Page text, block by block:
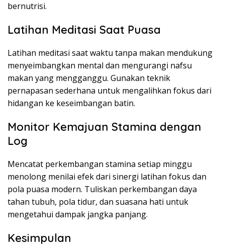
bernutrisi.
Latihan Meditasi Saat Puasa
Latihan meditasi saat waktu tanpa makan mendukung
menyeimbangkan mental dan mengurangi nafsu
makan yang mengganggu. Gunakan teknik
pernapasan sederhana untuk mengalihkan fokus dari
hidangan ke keseimbangan batin.
Monitor Kemajuan Stamina dengan
Log
Mencatat perkembangan stamina setiap minggu
menolong menilai efek dari sinergi latihan fokus dan
pola puasa modern. Tuliskan perkembangan daya
tahan tubuh, pola tidur, dan suasana hati untuk
mengetahui dampak jangka panjang.
Kesimpulan